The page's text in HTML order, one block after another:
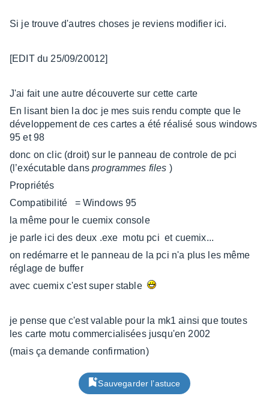
Si je trouve d'autres choses je reviens modifier ici.
[EDIT du 25/09/20012]
J'ai fait une autre découverte sur cette carte
En lisant bien la doc je mes suis rendu compte que le
développement de ces cartes a été réalisé sous windows
95 et 98
donc on clic (droit) sur le panneau de controle de pci
(l’exécutable dansprogrammes files )
Propriétés
Compatibilité = Windows 95
la même pour le cuemix console
je parle ici des deux .exe motu pci et cuemix...
on redémarre et le panneau de la pci n'a plus les même
réglage de buffer
avec cuemix c'est super stable
je pense que c'est valable pour la mk1 ainsi que toutes
les carte motu commercialisées jusqu'en 2002
(mais ça demande confirmation)
Sauvegarder l’astuce